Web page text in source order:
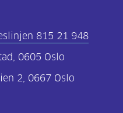
815 21 948
0605 Oslo
2, 0667 Oslo